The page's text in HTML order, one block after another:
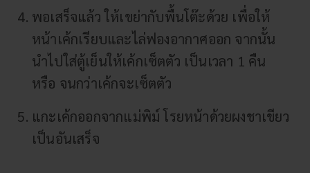
พอเสร็จแล้ว ให้เขย่ากับพื้นโต๊ะด้วย เพื่อให้
หน้าเค้กเรียบและไล่ฟองอากาศออก จากนั้น
นำไปใส่ตู้เย็นให้เค้กเซ็ตตัว เป็นเวลา 1 คืน
หรือ จนกว่าเค้กจะเซ็ตตัว
แกะเค้กออกจากแม่พิม์ โรยหน้าด้วยผงชาเขียว
เป็นอันเสร็จ